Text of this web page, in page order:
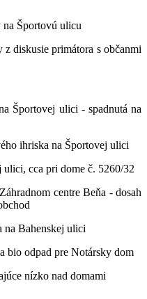
na Športovú ulicu
diskusie primátora s občanmi
Športovej ulici - spadnutá na
ihriska na Športovej ulici
cca pri dome č. 5260/32
centre Beňa - dosah
Bahenskej ulici
bio odpad pre Notársky dom
nízko nad domami